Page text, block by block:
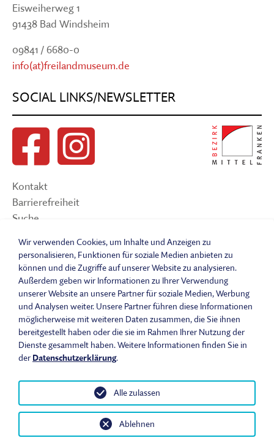
Eisweiherweg 1
91438 Bad Windsheim
09841 / 6680-0
info(at)freilandmuseum.de
SOCIAL LINKS/NEWSLETTER
Kontakt
Barrierefreiheit
Suche
Impressum
Datenschutzerklärung
Barrierefreiheitserklärung
Leichte Sprache
Widerrufsbelehrung
Vertrag widerrufen
AGB
Benutzungsordnung
© 2026 Fränkisches Freilandmuseum - Bad Windsheim | Bezirk
Wir verwenden Cookies, um Inhalte und Anzeigen zu
personalisieren, Funktionen für soziale Medien anbieten zu
können und die Zugriffe auf unserer Website zu analysieren.
Außerdem geben wir Informationen zu Ihrer Verwendung
unserer Website an unsere Partner für soziale Medien, Werbung
und Analysen weiter. Unsere Partner führen diese Informationen
möglicherweise mit weiteren Daten zusammen, die Sie ihnen
bereitgestellt haben oder die sie im Rahmen Ihrer Nutzung der
Dienste gesammelt haben. Weitere Informationen finden Sie in
der Datenschutzerklärung.
Ablehnen
Alle zulassen